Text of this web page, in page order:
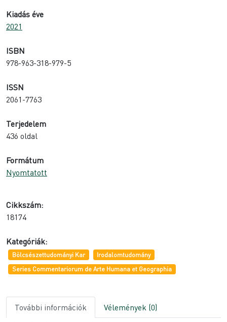
Kiadás éve
2021
ISBN
978-963-318-979-5
ISSN
2061-7763
Terjedelem
436 oldal
Formátum
Nyomtatott
Cikkszám:
18174
Kategóriák:
Bölcsészettudományi Kar
Irodalomtudomány
Series Commentariorum de Arte Humana et Geographia
További információk Vélemények (0)